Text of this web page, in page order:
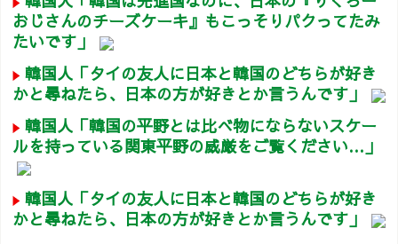
おじさんのチーズケーキ』もこっそりパクってたみ
たいです」
韓国人「タイの友人に日本と韓国のどちらが好き
かと尋ねたら、日本の方が好きとか言うんです」
韓国人「韓国の平野とは比べ物にならないスケー
ルを持っている関東平野の威厳をご覧ください…」
韓国人「タイの友人に日本と韓国のどちらが好き
かと尋ねたら、日本の方が好きとか言うんです」